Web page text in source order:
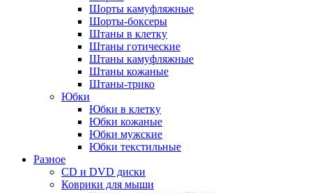
Шорты камуфляжные
Шорты-боксеры
Штаны в клетку
Штаны готические
Штаны камуфляжные
Штаны кожаные
Штаны-трико
Юбки
Юбки в клетку
Юбки кожаные
Юбки мужские
Юбки текстильные
Разное
CD и DVD диски
Коврики для мыши